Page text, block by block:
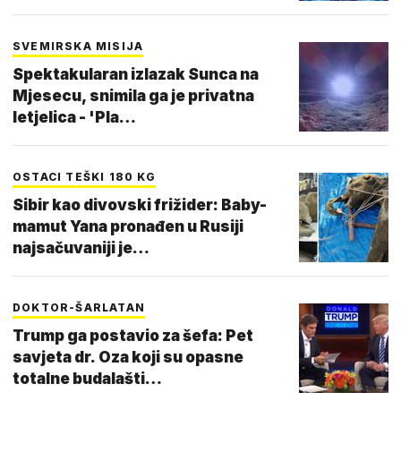
SVEMIRSKA MISIJA
Spektakularan izlazak Sunca na
Mjesecu, snimila ga je privatna
letjelica - 'Pla…
OSTACI TEŠKI 180 KG
Sibir kao divovski frižider: Baby-
mamut Yana pronađen u Rusiji
najsačuvaniji je…
DOKTOR-ŠARLATAN
Trump ga postavio za šefa: Pet
savjeta dr. Oza koji su opasne
totalne budalašti…